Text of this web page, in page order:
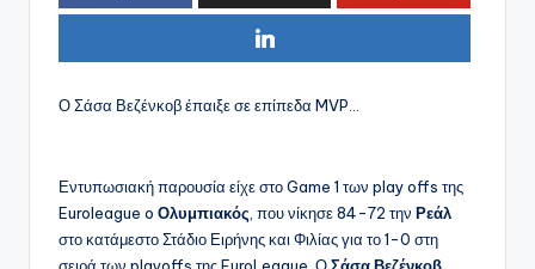
Ο Σάσα Βεζένκοβ έπαιξε σε επίπεδα MVP…
Εντυπωσιακή παρουσία είχε στο Game 1 των play offs της
Euroleague o Ολυμπιακός , που νίκησε 84-72 την Ρεάλ
στο κατάμεστο Στάδιο Ειρήνης και Φιλίας για το 1-0 στη